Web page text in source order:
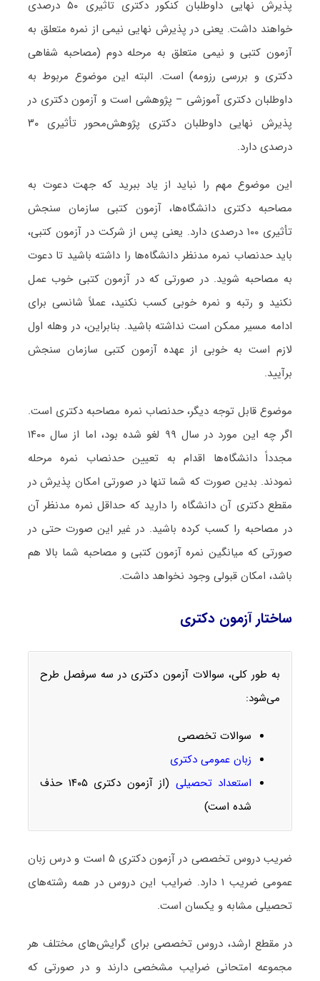
پذیرش نهایی داوطلبان کنکور دکتری تاثیری ۵۰ درصدی
خواهند داشت. یعنی در پذیرش نهایی نیمی از نمره متعلق به
آزمون کتبی و نیمی متعلق به مرحله دوم (مصاحبه شفاهی
دکتری و بررسی رزومه) است. البته این موضوع مربوط به
داوطلبان دکتری آموزشی – پژوهشی است و آزمون دکتری در
پذیرش نهایی داوطلبان دکتری پژوهش‌محور تأثیری ۳۰
درصدی دارد.
این موضوع مهم را نباید از یاد ببرید که جهت دعوت به
مصاحبه دکتری دانشگاه‌ها، آزمون کتبی سازمان سنجش
تأثیری ۱۰۰ درصدی دارد. یعنی پس از شرکت در آزمون کتبی،
باید حدنصاب نمره مدنظر دانشگاه‌ها را داشته باشید تا دعوت
به مصاحبه شوید. در صورتی که در آزمون کتبی خوب عمل
نکنید و رتبه و نمره خوبی کسب نکنید، عملاً شانسی برای
ادامه مسیر ممکن است نداشته باشید. بنابراین، در وهله اول
لازم است به خوبی از عهده آزمون کتبی سازمان سنجش
برآیید.
موضوع قابل توجه دیگر، حدنصاب نمره مصاحبه دکتری است.
اگر چه این مورد در سال ۹۹ لغو شده بود، اما از سال ۱۴۰۰
مجدداً دانشگاه‌ها اقدام به تعیین حدنصاب نمره مرحله
نمودند. بدین صورت که شما تنها در صورتی امکان پذیرش در
مقطع دکتری آن دانشگاه را دارید که حداقل نمره مدنظر آن
در مصاحبه را کسب کرده باشید. در غیر این صورت حتی در
صورتی که میانگین نمره آزمون کتبی و مصاحبه شما بالا هم
باشد، امکان قبولی وجود نخواهد داشت.
ساختار آزمون دکتری
به طور کلی، سوالات آزمون دکتری در سه سرفصل طرح
می‌شود:
سوالات تخصصی
زبان عمومی دکتری
استعداد تحصیلی
(از آزمون دکتری ۱۴۰۵ حذف
شده است)
ضریب دروس تخصصی در آزمون دکتری ۵ است و درس زبان
عمومی ضریب ۱ دارد. ضرایب این دروس در همه رشته‌های
تحصیلی مشابه و یکسان است.
در مقطع ارشد، دروس تخصصی برای گرایش‌های مختلف هر
مجموعه امتحانی ضرایب مشخصی دارند و در صورتی که